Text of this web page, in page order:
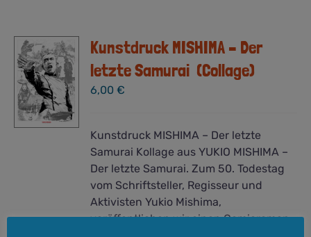
Kunstdruck MISHIMA – Der
letzte Samurai (Collage)
6,00€
Kunstdruck MISHIMA – Der letzte
Samurai Kollage aus YUKIO MISHIMA –
Der letzte Samurai. Zum 50. Todestag
vom Schriftsteller, Regisseur und
Aktivisten Yukio Mishima,
veröffentlichen wir einen Comicroman